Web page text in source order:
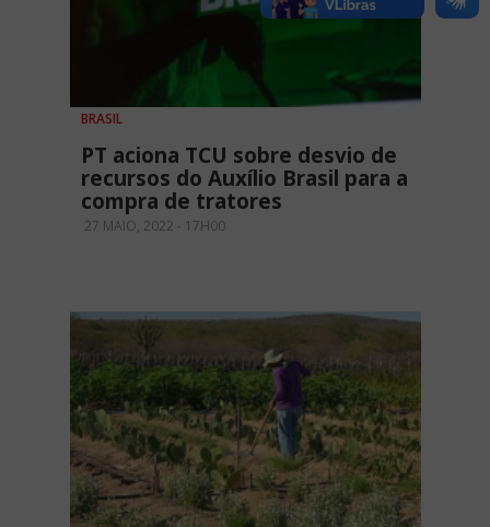
BRASIL
PT aciona TCU sobre desvio de
recursos do Auxílio Brasil para a
compra de tratores
27 MAIO, 2022 - 17H00